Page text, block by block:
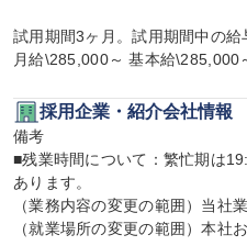
試用期間3ヶ月。試用期間中の給
月給\285,000～ 基本給\285,000
採用企業・紹介会社情報
備考
■残業時間について：繁忙期は
あります。
（業務内容の変更の範囲）当社
（就業場所の変更の範囲）本社